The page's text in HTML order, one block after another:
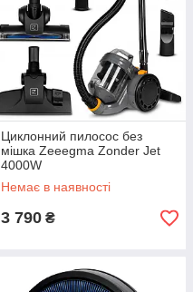
Циклонний пилосос без
мішка Zeeegma Zonder Jet
4000W
Немає в наявності
3 790 ₴